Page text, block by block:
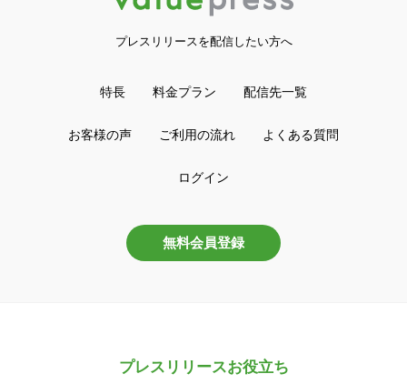
プレスリリースを配信したい方へ
特長 料金プラン 配信先一覧
お客様の声 ご利用の流れ よくある質問
ログイン
無料会員登録
プレスリリースお役立ち